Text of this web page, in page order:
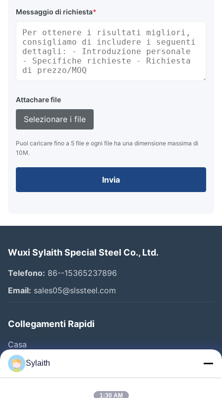
Messaggio di richiesta*
Attachare file
Selezionare i file
Puoi caricare fino a 5 file e ogni file ha una dimensione massima di
10M.
Invia
Wuxi Sylaith Special Steel Co., Ltd.
Telefono: 86--15365237896
Email: sales05@slssteel.com
Collegamenti Rapidi
Casa
Prodotti
Video
Sylaith
1:30 AM